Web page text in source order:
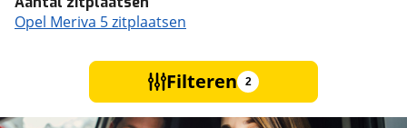
Opel Meriva 5 zitplaatsen
Filteren 2